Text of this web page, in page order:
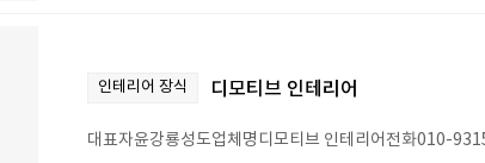
인테리어 장식 디모티브 인테리어
대표자윤강룡성도업체명디모티브 인테리어전화010-